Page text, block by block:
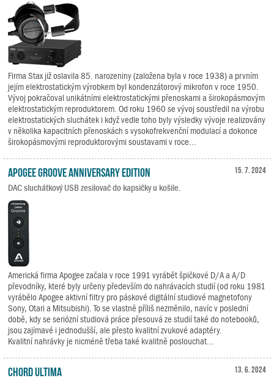
Firma Stax již oslavila 85. narozeniny (založena byla v roce 1938) a prvním
jejím elektrostatickým výrobkem byl kondenzátorový mikrofon v roce 1950.
Vývoj pokračoval unikátními elektrostatickými přenoskami a širokopásmovým
elektrostatickým reproduktorem. Od roku 1960 se vývoj soustředil na výrobu
elektrostatických sluchátek i když vedle toho byly výsledky vývoje realizovány
v několika kapacitních přenoskách s vysokofrekvenční modulací a dokonce
širokopásmovými reproduktorovými soustavami v roce...
15. 7. 2024
Apogee Groove Anniversary Edition
DAC sluchátkový USB zesilovač do kapsičky u košile.
Americká firma Apogee začala v roce 1991 vyrábět špičkové D/A a A/D
převodníky, které byly určeny především do nahrávacích studií (od roku 1981
vyrábělo Apogee aktivní filtry pro páskové digitální studiové magnetofony
Sony, Otari a Mitsubishi). To se vlastně příliš nezměnilo, navíc v poslední
době, kdy se seriózní studiová práce přesouvá ze studií také do notebooků,
jsou zajímavé i jednodušší, ale přesto kvalitní zvukové adaptéry.
Kvalitní nahrávky je nicméně třeba také kvalitně poslouchat...
13. 6. 2024
Chord Ultima